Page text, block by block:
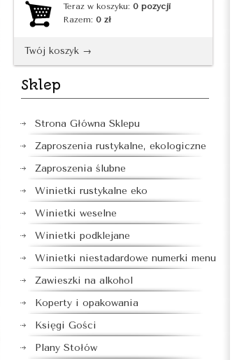
Teraz w koszyku: 0 pozycji
Razem: 0 zł
Twój koszyk →
Sklep
Strona Główna Sklepu
Zaproszenia rustykalne, ekologiczne
Zaproszenia ślubne
Winietki rustykalne eko
Winietki weselne
Winietki podklejane
Winietki niestadardowe numerki menu
Zawieszki na alkohol
Koperty i opakowania
Księgi Gości
Plany Stołów